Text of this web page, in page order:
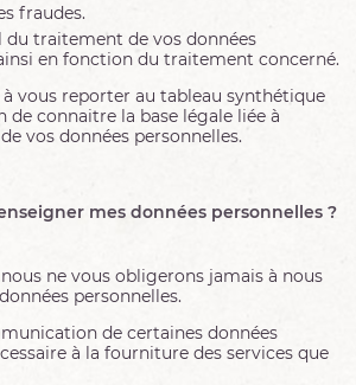
fraudes.
du traitement de vos données
en fonction du traitement concerné.
vous reporter au tableau synthétique
connaitre la base légale liée à
vos données personnelles.
mes données personnelles ?
ne vous obligerons jamais à nous
personnelles.
de certaines données
à la fourniture des services que